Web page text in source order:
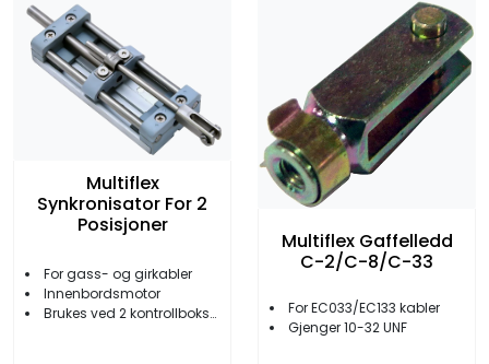
Multiflex
Synkronisator For 2
Posisjoner
For gass- og girkabler
Innenbordsmotor
Brukes ved 2 kontrollbokser
Multiflex Gaffelledd
C-2/C-8/C-33
For EC033/EC133 kabler
Gjenger 10-32 UNF